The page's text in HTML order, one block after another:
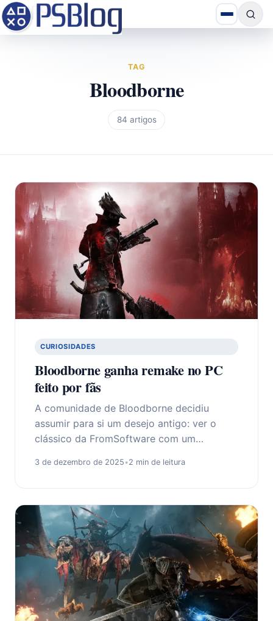
TAG
Bloodborne
84 artigos
CURIOSIDADES
Bloodborne ganha remake no PC
feito por fãs
A comunidade de Bloodborne decidiu
assumir para si um desejo antigo: ver o
clássico da FromSoftware com um…
3 de dezembro de 2025•2 min de leitura